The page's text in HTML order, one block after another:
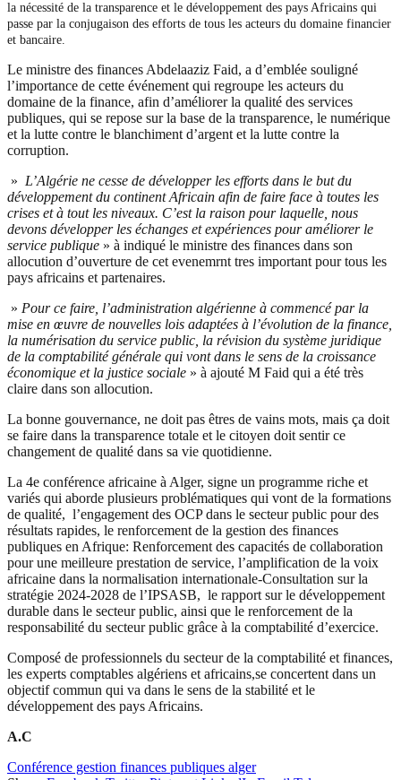
la nécessité de la transparence et le développement des pays Africains qui
passe par la conjugaison des efforts de tous les acteurs du domaine financier
et bancaire.
Le ministre des finances Abdelaaziz Faid, a d’emblée souligné
l’importance de cette événement qui regroupe les acteurs du
domaine de la finance, afin d’améliorer la qualité des services
publiques, qui se repose sur la base de la transparence, le numérique
et la lutte contre le blanchiment d’argent et la lutte contre la
corruption.
» L’Algérie ne cesse de développer les efforts dans le but du
développement du continent Africain afin de faire face à toutes les
crises et à tout les niveaux. C’est la raison pour laquelle, nous
devons développer les échanges et expériences pour améliorer le
service publique » à indiqué le ministre des finances dans son
allocution d’ouverture de cet evenemrnt tres important pour tous les
pays africains et partenaires.
» Pour ce faire, l’administration algérienne à commencé par la
mise en œuvre de nouvelles lois adaptées à l’évolution de la finance,
la numérisation du service public, la révision du système juridique
de la comptabilité générale qui vont dans le sens de la croissance
économique et la justice sociale » à ajouté M Faid qui a été très
claire dans son allocution.
La bonne gouvernance, ne doit pas êtres de vains mots, mais ça doit
se faire dans la transparence totale et le citoyen doit sentir ce
changement de qualité dans sa vie quotidienne.
La 4e conférence africaine à Alger, signe un programme riche et
variés qui aborde plusieurs problématiques qui vont de la formations
de qualité, l’engagement des OCP dans le secteur public pour des
résultats rapides, le renforcement de la gestion des finances
publiques en Afrique: Renforcement des capacités de collaboration
pour une meilleure prestation de service, l’amplification de la voix
africaine dans la normalisation internationale-Consultation sur la
stratégie 2024-2028 de l’IPSASB, le rapport sur le développement
durable dans le secteur public, ainsi que le renforcement de la
responsabilité du secteur public grâce à la comptabilité d’exercice.
Composé de professionnels du secteur de la comptabilité et finances,
les experts comptables algériens et africains,se concertent dans un
objectif commun qui va dans le sens de la stabilité et le
développement des pays Africains.
A.C
Conférence gestion finances publiques alger